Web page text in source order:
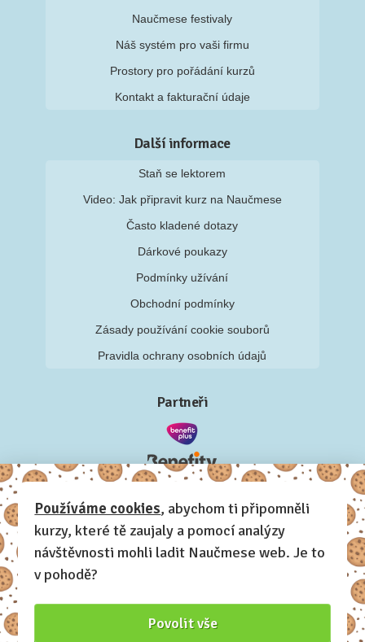
Naučmese festivaly
Náš systém pro vaši firmu
Prostory pro pořádání kurzů
Kontakt a fakturační údaje
Další informace
Staň se lektorem
Video: Jak připravit kurz na Naučmese
Často kladené dotazy
Dárkové poukazy
Podmínky užívání
Obchodní podmínky
Zásady používání cookie souborů
Pravidla ochrany osobních údajů
Partneři
Používáme cookies, abychom ti připomněli
kurzy, které tě zaujaly a pomocí analýzy
návštěvnosti mohli ladit Naučmese web. Je to
v pohodě?
Povolit vše